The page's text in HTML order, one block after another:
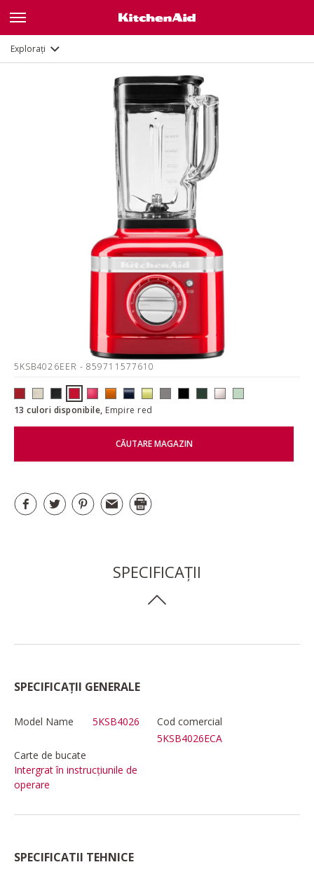
Explorați
5KSB4026EER - 859711577610
13 culori disponibile, Empire red
CĂUTARE MAGAZIN
SPECIFICAȚII
SPECIFICAȚII GENERALE
Model Name 5KSB4026
Cod comercial
5KSB4026ECA
Carte de bucate
Intergrat în instrucțiunile de
operare
SPECIFICATII TEHNICE